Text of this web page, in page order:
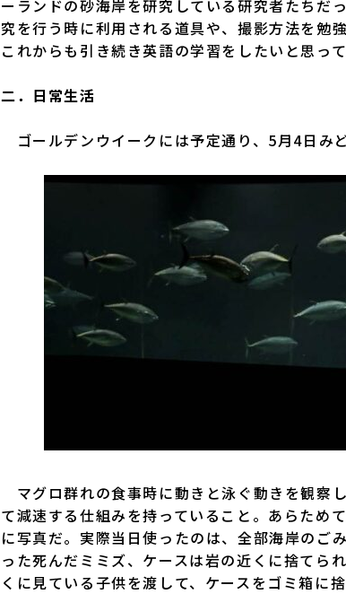
ーランドの砂海岸を研究している研究者たち
究を行う時に利用される道具や、撮影方法を勉
これからも引き続き英語の学習をしたいと思って
二．日常生活
ゴールデンウイークには予定通り、5月4日み
マグロ群れの食事時に動きと泳ぐ動きを観察
て減速する仕組みを持っていること。あらため
に写真だ。実際当日使ったのは、全部海岸のご
った死んだミミズ、ケースは岩の近くに捨てら
くに見ている子供を渡して、ケースをゴミ箱に